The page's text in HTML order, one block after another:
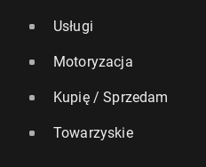
Usługi
Motoryzacja
Kupię / Sprzedam
Towarzyskie